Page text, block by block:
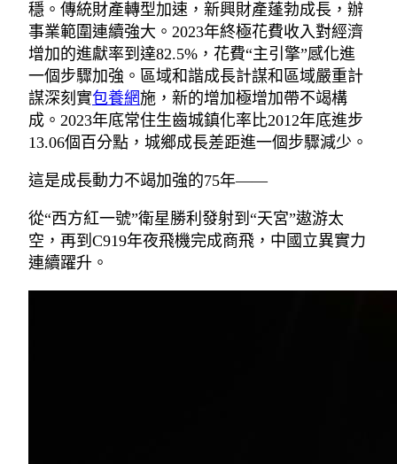
穩。傳統財產轉型加速，新興財產蓬勃成長，辦
事業範圍連續強大。2023年終極花費收入對經濟
增加的進獻率到達82.5%，花費“主引擎”感化進
一個步驟加強。區域和諧成長計謀和區域嚴重計
謀深刻實包養網施，新的增加極增加帶不竭構
成。2023年底常住生齒城鎮化率比2012年底進步
13.06個百分點，城鄉成長差距進一個步驟減少。
這是成長動力不竭加強的75年——
從“西方紅一號”衛星勝利發射到“天宮”遨游太
空，再到C919年夜飛機完成商飛，中國立異實力
連續躍升。